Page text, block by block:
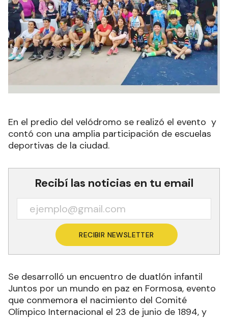
En el predio del velódromo se realizó el evento y
contó con una amplia participación de escuelas
deportivas de la ciudad.
Recibí las noticias en tu email
RECIBIR NEWSLETTER
Se desarrolló un encuentro de duatlón infantil
Juntos por un mundo en paz en Formosa, evento
que conmemora el nacimiento del Comité
Olímpico Internacional el 23 de junio de 1894, y